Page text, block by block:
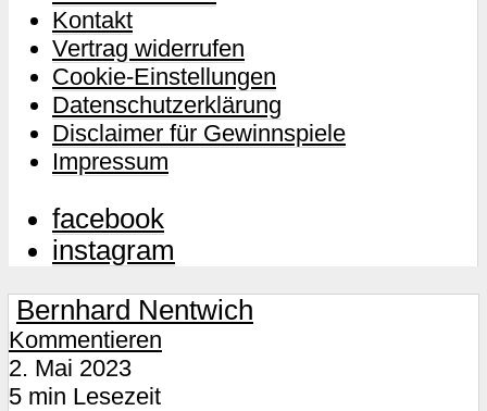
Kontakt
Vertrag widerrufen
Cookie-Einstellungen
Datenschutzerklärung
Disclaimer für Gewinnspiele
Impressum
facebook
instagram
Bernhard Nentwich
Kommentieren
2. Mai 2023
5 min Lesezeit